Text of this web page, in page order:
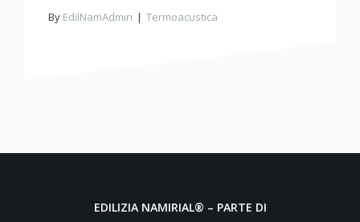
By EdilNamAdmin Termoacustica
EDILIZIA NAMIRIAL® – PARTE DI